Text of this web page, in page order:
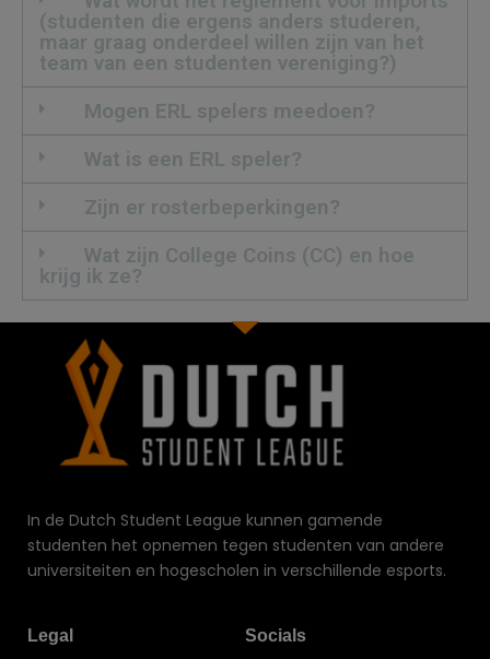
(studenten die ergens anders studeren,
maar graag onderdeel willen zijn van het
team van een studenten vereniging?)
Mogen ERL spelers meedoen?
Wat is een ERL speler?
Zijn er rosterbeperkingen?
Wat zijn College Coins (CC) en hoe
krijg ik ze?
In de Dutch Student League kunnen gamende
studenten het opnemen tegen studenten van andere
universiteiten en hogescholen in verschillende esports.
Legal Socials